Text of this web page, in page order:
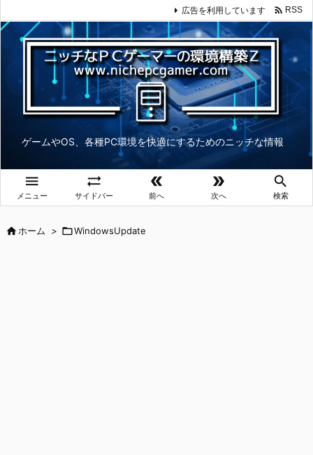
ゲームやOS、各種PC環境を快適にするためのニッチな情報

メニュー

サイドバー

前へ

次へ

検索
広告を利用しています  RSS
ホーム > WindowsUpdate